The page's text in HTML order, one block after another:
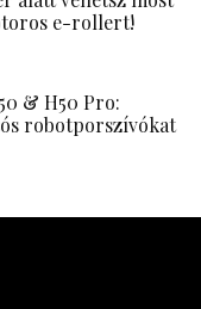
e-rollert!
& H50 Pro:
robotporszívókat